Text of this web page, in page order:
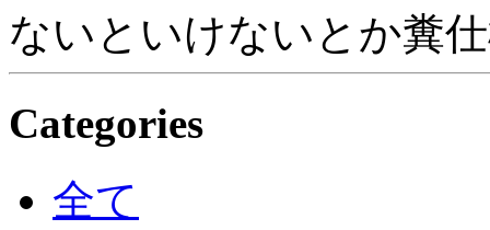
ないといけないとか糞
Categories
全て